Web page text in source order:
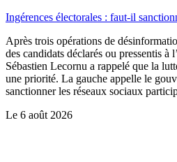
Ingérences électorales : faut-il
Après trois opérations de
des candidats déclarés ou pressentis à
Sébastien Lecornu a rappelé que la
une priorité. La gauche appelle le
sanctionner les réseaux sociaux
Le 6 août 2026